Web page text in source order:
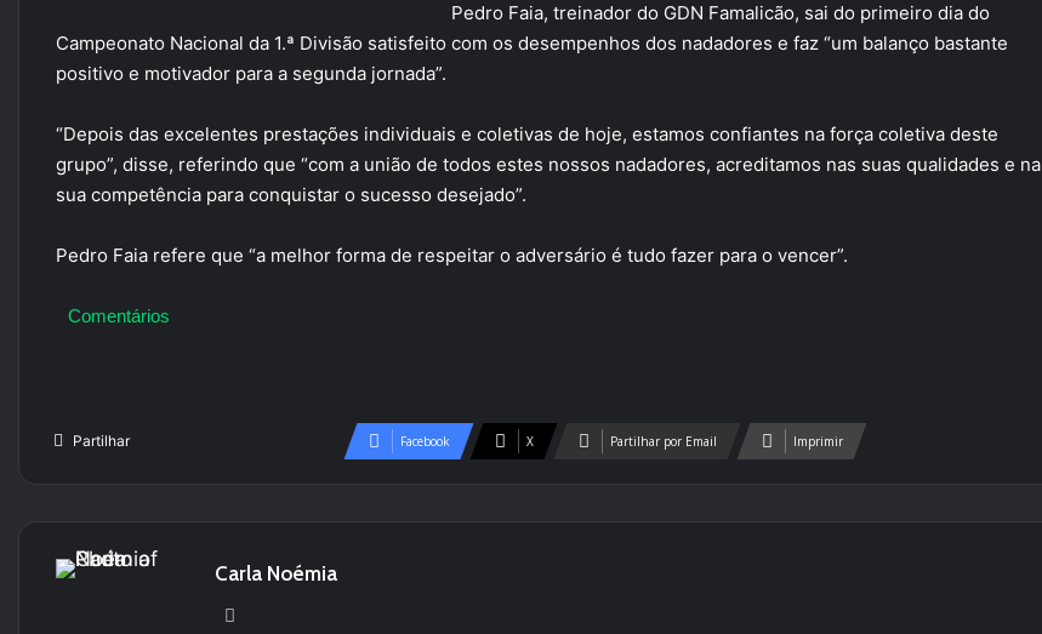
Pedro Faia, treinador do GDN Famalicão, sai do primeiro dia do
Campeonato Nacional da 1.ª Divisão satisfeito com os desempenhos dos nadadores e faz “um balanço bastante
positivo e motivador para a segunda jornada”.
“Depois das excelentes prestações individuais e coletivas de hoje, estamos confiantes na força coletiva deste
grupo”, disse, referindo que “com a união de todos estes nossos nadadores, acreditamos nas suas qualidades e na
sua competência para conquistar o sucesso desejado”.
Pedro Faia refere que “a melhor forma de respeitar o adversário é tudo fazer para o vencer”.
Comentários
Partilhar Facebook X Partilhar por Email Imprimir
Carla Noémia